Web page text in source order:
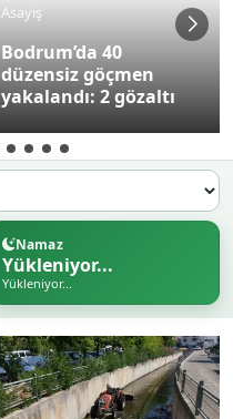
Asayiş
Bodrum’da 40
düzensiz göçmen
yakalandı: 2 gözaltı
Namaz
Yükleniyor...
Yükleniyor...